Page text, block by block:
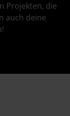
Projekten, die
auch deine